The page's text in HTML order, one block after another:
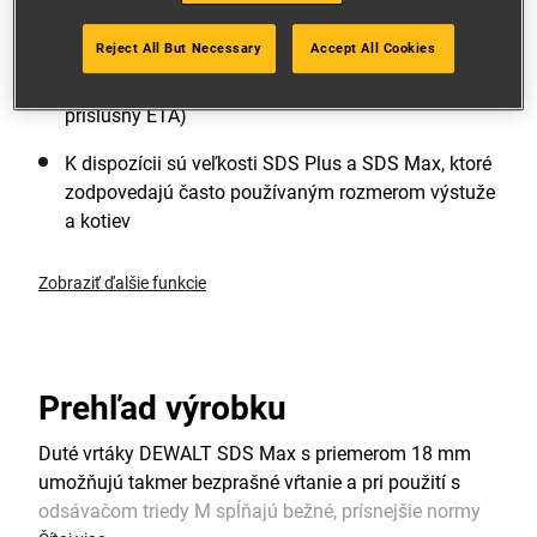
odsávačom prachu
Vysúvanie vrtáka počas vŕtania pre menej prachu,
príslušný ETA)
K dispozícii sú veľkosti SDS Plus a SDS Max, ktoré
zodpovedajú často používaným rozmerom výstuže
a kotiev
Zobraziť ďalšie funkcie
Prehľad výrobku
Duté vrtáky DEWALT SDS Max s priemerom 18 mm
umožňujú takmer bezprašné vŕtanie a pri použití s
odsávačom triedy M spĺňajú bežné, prísnejšie normy
Reject All But Necessary Accept All Cookies